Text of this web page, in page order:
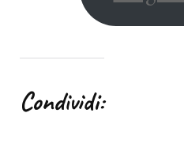
Condividi: